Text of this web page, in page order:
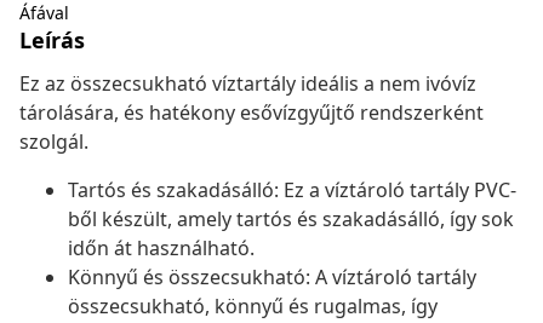
Áfával
Leírás
Ez az összecsukható víztartály ideális a nem ivóvíz
tárolására, és hatékony esővízgyűjtő rendszerként
szolgál.
Tartós és szakadásálló: Ez a víztároló tartály PVC-
ből készült, amely tartós és szakadásálló, így sok
időn át használható.
Könnyű és összecsukható: A víztároló tartály
összecsukható, könnyű és rugalmas, így